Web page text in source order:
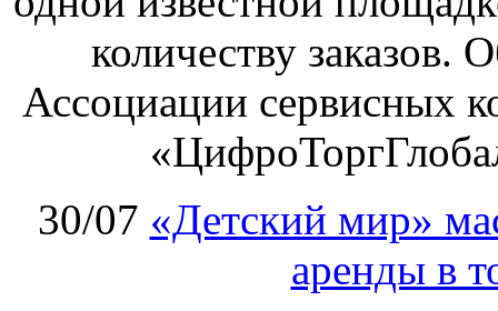
количеству заказов.
Ассоциации сервисных
30/07 «Детский мир»
аренды в